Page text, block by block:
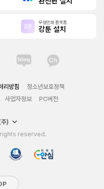
무협만화 플랫폼
강툰 설치
리방침
청소년보호정책
사업자정보 PC버전
)
reserved.